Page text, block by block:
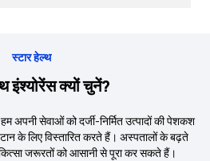
स्टार हेल्थ
इंश्योरेंस क्यों चुनें?
सेवाओं को दर्जी-निर्मित उत्पादों की पेशकश
के लिए विस्तारित करते हैं। अस्पतालों के बढ़ते
जरूरतों को आसानी से पूरा कर सकते हैं।